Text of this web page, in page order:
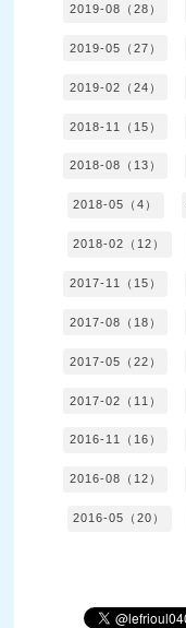
2019-08（28）
2019-05（27）
2019-02（24）
2018-11（15）
2018-08（13）
2018-05（4）
2018-02（12）
2017-11（15）
2017-08（18）
2017-05（22）
2017-02（11）
2016-11（16）
2016-08（12）
2016-05（20）